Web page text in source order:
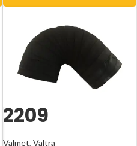
2209
Valmet, Valtra